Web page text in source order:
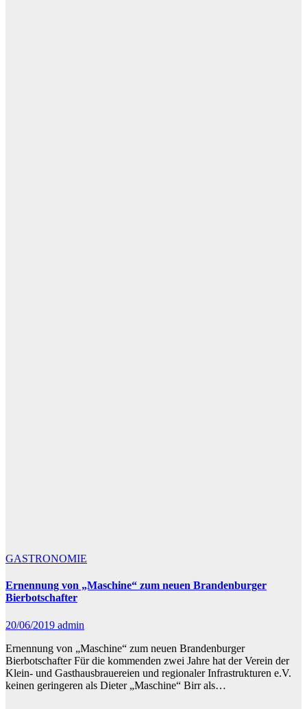
GASTRONOMIE
Ernennung von „Maschine“ zum neuen Brandenburger
Bierbotschafter
20/06/2019 admin
Ernennung von „Maschine“ zum neuen Brandenburger
Bierbotschafter Für die kommenden zwei Jahre hat der Verein der
Klein- und Gasthausbrauereien und regionaler Infrastrukturen e.V.
keinen geringeren als Dieter „Maschine“ Birr als…